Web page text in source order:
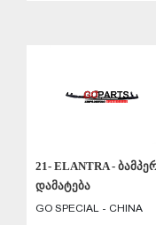
21- ELANTRA -
დამატება
GO SPECIAL - CHINA